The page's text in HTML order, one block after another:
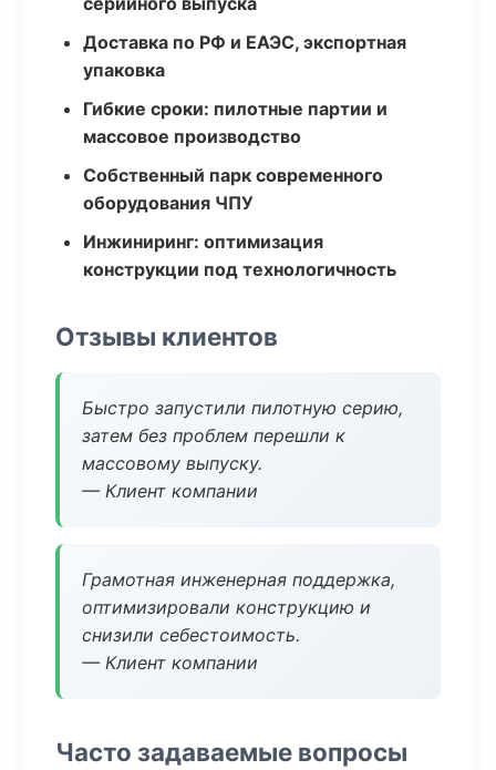
Доставка по РФ и ЕАЭС, экспортная
упаковка
Гибкие сроки: пилотные партии и
массовое производство
Собственный парк современного
оборудования ЧПУ
Инжиниринг: оптимизация
конструкции под технологичность
Отзывы клиентов
Быстро запустили пилотную серию,
затем без проблем перешли к
массовому выпуску.
— Клиент компании
Грамотная инженерная поддержка,
оптимизировали конструкцию и
снизили себестоимость.
— Клиент компании
Часто задаваемые вопросы